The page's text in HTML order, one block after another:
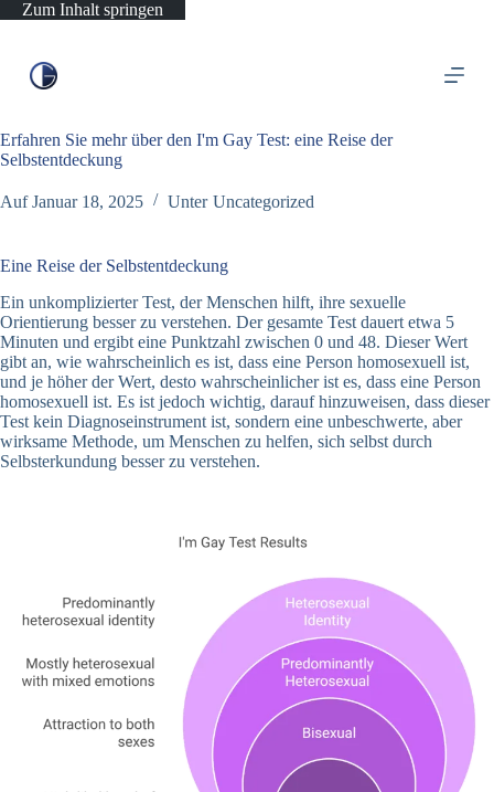
Zum Inhalt springen
Erfahren Sie mehr über den I'm Gay Test: eine Reise der
Selbstentdeckung
Auf Januar 18, 2025 Unter Uncategorized
Eine Reise der Selbstentdeckung
Ein unkomplizierter Test, der Menschen hilft, ihre sexuelle
Orientierung besser zu verstehen. Der gesamte Test dauert etwa 5
Minuten und ergibt eine Punktzahl zwischen 0 und 48. Dieser Wert
gibt an, wie wahrscheinlich es ist, dass eine Person homosexuell ist,
und je höher der Wert, desto wahrscheinlicher ist es, dass eine Person
homosexuell ist. Es ist jedoch wichtig, darauf hinzuweisen, dass dieser
Test kein Diagnoseinstrument ist, sondern eine unbeschwerte, aber
wirksame Methode, um Menschen zu helfen, sich selbst durch
Selbsterkundung besser zu verstehen.